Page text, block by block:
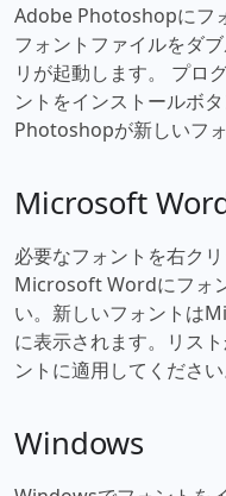
Adobe Photoshopにフ
フォントファイルをダ
リが起動します。 プロ
ントをインストールボ
Photoshopが新しいフ
Microsoft
必要なフォントを右ク
Microsoft Wordにフォ
い。新しいフォントは
に表示されます。リス
ントに適用してください
Windows